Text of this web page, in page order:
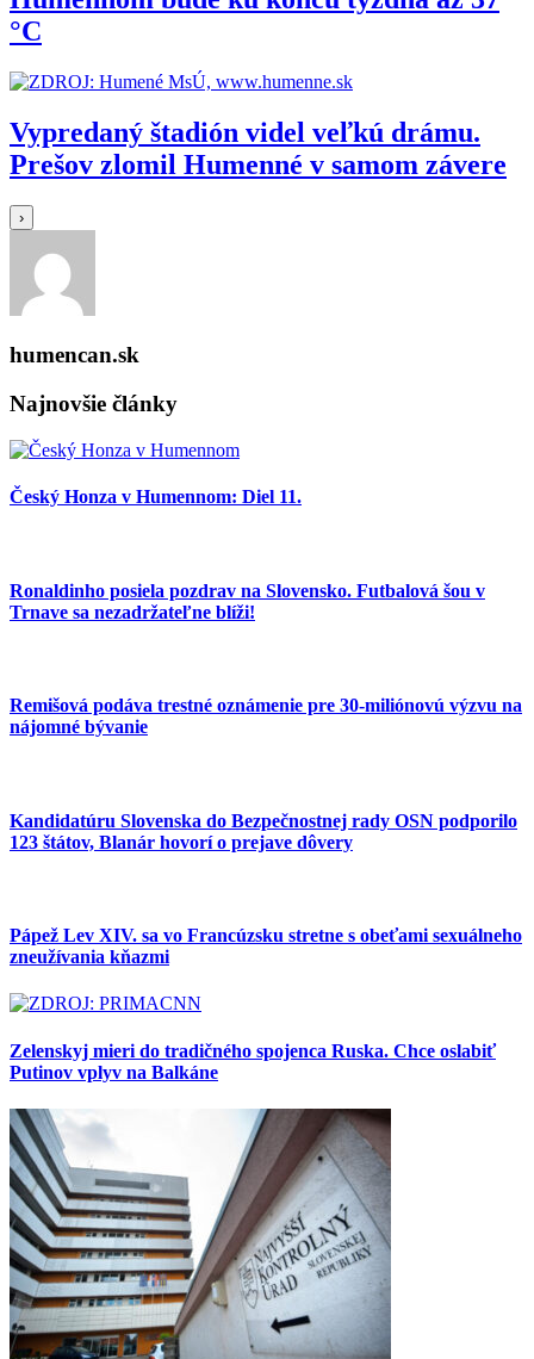
°C
Vypredaný štadión videl veľkú drámu.
Prešov zlomil Humenné v samom závere
›
humencan.sk
Najnovšie články
Český Honza v Humennom: Diel 11.
Ronaldinho posiela pozdrav na Slovensko. Futbalová šou v
Trnave sa nezadržateľne blíži!
Remišová podáva trestné oznámenie pre 30-miliónovú výzvu na
nájomné bývanie
Kandidatúru Slovenska do Bezpečnostnej rady OSN podporilo
123 štátov, Blanár hovorí o prejave dôvery
Pápež Lev XIV. sa vo Francúzsku stretne s obeťami sexuálneho
zneužívania kňazmi
Zelenskyj mieri do tradičného spojenca Ruska. Chce oslabiť
Putinov vplyv na Balkáne